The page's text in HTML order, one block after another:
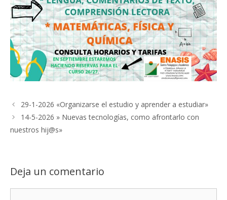
29-1-2026 «Organizarse el estudio y aprender a estudiar»
14-5-2026 » Nuevas tecnologías, como afrontarlo con
nuestros hij@s»
Deja un comentario